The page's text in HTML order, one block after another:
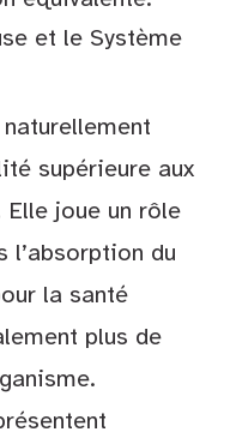
et le Système
supérieure aux
joue un rôle
l’absorption du
la santé
plus de